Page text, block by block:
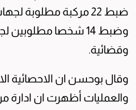
ضبط 22 مركبة مطلوبة
وضبط 14 شخصا
وقضائية.
وقال بوحسن ان الاحصائية
والعمليات أظهرت ان ادارة